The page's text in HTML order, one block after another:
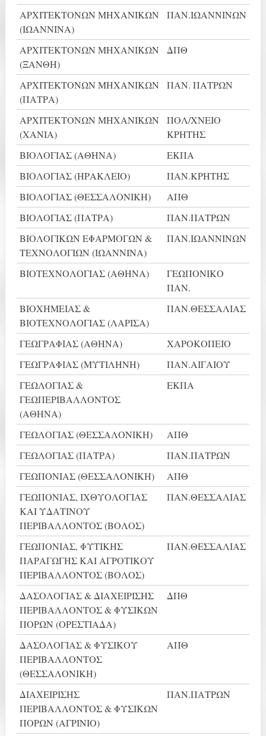
ΑΡΧΙΤΕΚΤΟΝΩΝ ΜΗΧΑΝΙΚΩΝ
(ΙΩΑΝΝΙΝΑ)
ΠΑΝ.ΙΩΑΝΝΙΝΩΝ
ΑΡΧΙΤΕΚΤΟΝΩΝ ΜΗΧΑΝΙΚΩΝ
(ΞΑΝΘΗ)
ΔΠΘ
ΑΡΧΙΤΕΚΤΟΝΩΝ ΜΗΧΑΝΙΚΩΝ
(ΠΑΤΡΑ)
ΠΑΝ. ΠΑΤΡΩΝ
ΑΡΧΙΤΕΚΤΟΝΩΝ ΜΗΧΑΝΙΚΩΝ
(ΧΑΝΙΑ)
ΠΟΛ/ΧΝΕΙΟ
ΚΡΗΤΗΣ
ΒΙΟΛΟΓΙΑΣ (ΑΘΗΝΑ)
ΕΚΠΑ
ΒΙΟΛΟΓΙΑΣ (ΗΡΑΚΛΕΙΟ)
ΠΑΝ.ΚΡΗΤΗΣ
ΒΙΟΛΟΓΙΑΣ (ΘΕΣΣΑΛΟΝΙΚΗ)
ΑΠΘ
ΒΙΟΛΟΓΙΑΣ (ΠΑΤΡΑ)
ΠΑΝ.ΠΑΤΡΩΝ
ΒΙΟΛΟΓΙΚΩΝ ΕΦΑΡΜΟΓΩΝ &
ΤΕΧΝΟΛΟΓΙΩΝ (ΙΩΑΝΝΙΝΑ)
ΠΑΝ.ΙΩΑΝΝΙΝΩΝ
ΒΙΟΤΕΧΝΟΛΟΓΙΑΣ (ΑΘΗΝΑ)
ΓΕΩΠΟΝΙΚΟ
ΠΑΝ.
ΒΙΟΧΗΜΕΙΑΣ &
ΒΙΟΤΕΧΝΟΛΟΓΙΑΣ (ΛΑΡΙΣΑ)
ΠΑΝ.ΘΕΣΣΑΛΙΑΣ
ΓΕΩΓΡΑΦΙΑΣ (ΑΘΗΝΑ)
ΧΑΡΟΚΟΠΕΙΟ
ΓΕΩΓΡΑΦΙΑΣ (ΜΥΤΙΛΗΝΗ)
ΠΑΝ.ΑΙΓΑΙΟΥ
ΓΕΩΛΟΓΙΑΣ &
ΓΕΩΠΕΡΙΒΑΛΛΟΝΤΟΣ
(ΑΘΗΝΑ)
ΕΚΠΑ
ΓΕΩΛΟΓΙΑΣ (ΘΕΣΣΑΛΟΝΙΚΗ)
ΑΠΘ
ΓΕΩΛΟΓΙΑΣ (ΠΑΤΡΑ)
ΠΑΝ.ΠΑΤΡΩΝ
ΓΕΩΠΟΝΙΑΣ (ΘΕΣΣΑΛΟΝΙΚΗ)
ΑΠΘ
ΓΕΩΠΟΝΙΑΣ, ΙΧΘΥΟΛΟΓΙΑΣ
ΚΑΙ ΥΔΑΤΙΝΟΥ
ΠΕΡΙΒΑΛΛΟΝΤΟΣ (ΒΟΛΟΣ)
ΠΑΝ.ΘΕΣΣΑΛΙΑΣ
ΓΕΩΠΟΝΙΑΣ, ΦΥΤΙΚΗΣ
ΠΑΡΑΓΩΓΗΣ ΚΑΙ ΑΓΡΟΤΙΚΟΥ
ΠΕΡΙΒΑΛΛΟΝΤΟΣ (ΒΟΛΟΣ)
ΠΑΝ.ΘΕΣΣΑΛΙΑΣ
ΔΑΣΟΛΟΓΙΑΣ & ΔΙΑΧΕΙΡΙΣΗΣ
ΠΕΡΙΒΑΛΛΟΝΤΟΣ & ΦΥΣΙΚΩΝ
ΠΟΡΩΝ (ΟΡΕΣΤΙΑΔΑ)
ΔΠΘ
ΔΑΣΟΛΟΓΙΑΣ & ΦΥΣΙΚΟΥ
ΠΕΡΙΒΑΛΛΟΝΤΟΣ
(ΘΕΣΣΑΛΟΝΙΚΗ)
ΑΠΘ
ΔΙΑΧΕΙΡΙΣΗΣ
ΠΕΡΙΒΑΛΛΟΝΤΟΣ & ΦΥΣΙΚΩΝ
ΠΟΡΩΝ (ΑΓΡΙΝΙΟ)
ΠΑΝ.ΠΑΤΡΩΝ